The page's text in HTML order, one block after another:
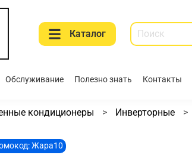
Каталог
Обслуживание Полезно знать Контакты
кондиционеры Инверторные
Жара10